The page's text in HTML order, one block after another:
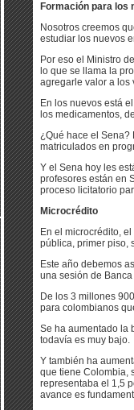
Formación para los
Nosotros creemos
estudiar los nuevos
Por eso el Ministro
lo que se llama la
agregarle valor a los
En los nuevos está
los medicamentos,
¿Qué hace el Sena?
matriculados en
Y el Sena hoy les
profesores están en
proceso licitatorio
Microcrédito
En el microcrédito,
pública, primer piso,
Este año debemos
una sesión de
De los 3 millones
para colombianos
Se ha aumentado la
todavía es muy bajo.
Y también ha
que tiene Colombia,
representaba el 1,5
avance es